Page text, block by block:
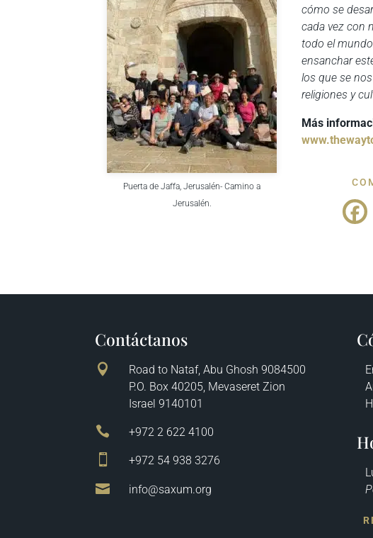
Puerta de Jaffa, Jerusalén- Camino a
Jerusalén.
cómo se
cada vez con
todo el
ensanchar
los que se
religiones y
Más
Contáctanos

Road to Nataf, Abu Ghosh 9084500
P.O. Box 40205, Mevaseret Zion
Israel 9140101
 +972 2 622 4100
 +972 54 938 3276
 info@saxum.org